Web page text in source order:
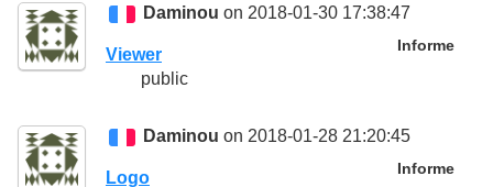
Daminou on 2018-01-30 17:38:47
Informe
Viewer
public
Daminou on 2018-01-28 21:20:45
Informe
Logo